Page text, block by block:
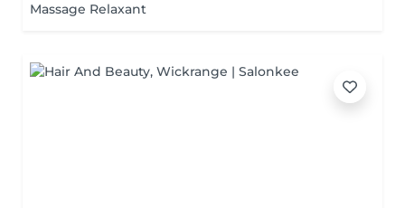
Massage Relaxant